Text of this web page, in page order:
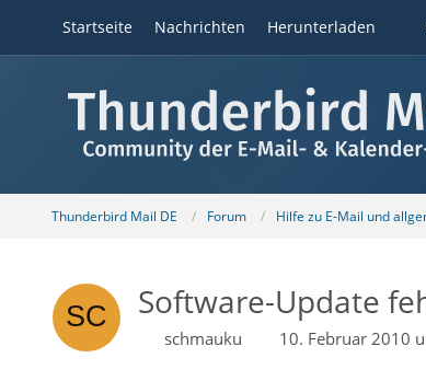
Startseite Nachrichten Herunterladen
Thunderbird Mail DE Forum Hilfe zu E-Mail und
Software-Update
schmauku 10. Februar 2010